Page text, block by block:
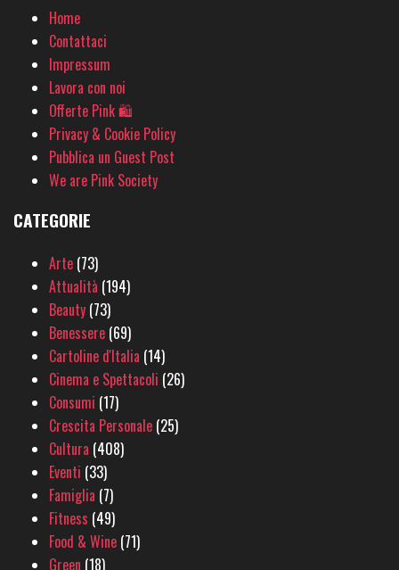
Home
Contattaci
Impressum
Lavora con noi
Offerte Pink 🛍
Privacy & Cookie Policy
Pubblica un Guest Post
We are Pink Society
CATEGORIE
Arte (73)
Attualità (194)
Beauty (73)
Benessere (69)
Cartoline d'Italia (14)
Cinema e Spettacoli (26)
Consumi (17)
Crescita Personale (25)
Cultura (408)
Eventi (33)
Famiglia (7)
Fitness (49)
Food & Wine (71)
Green (18)